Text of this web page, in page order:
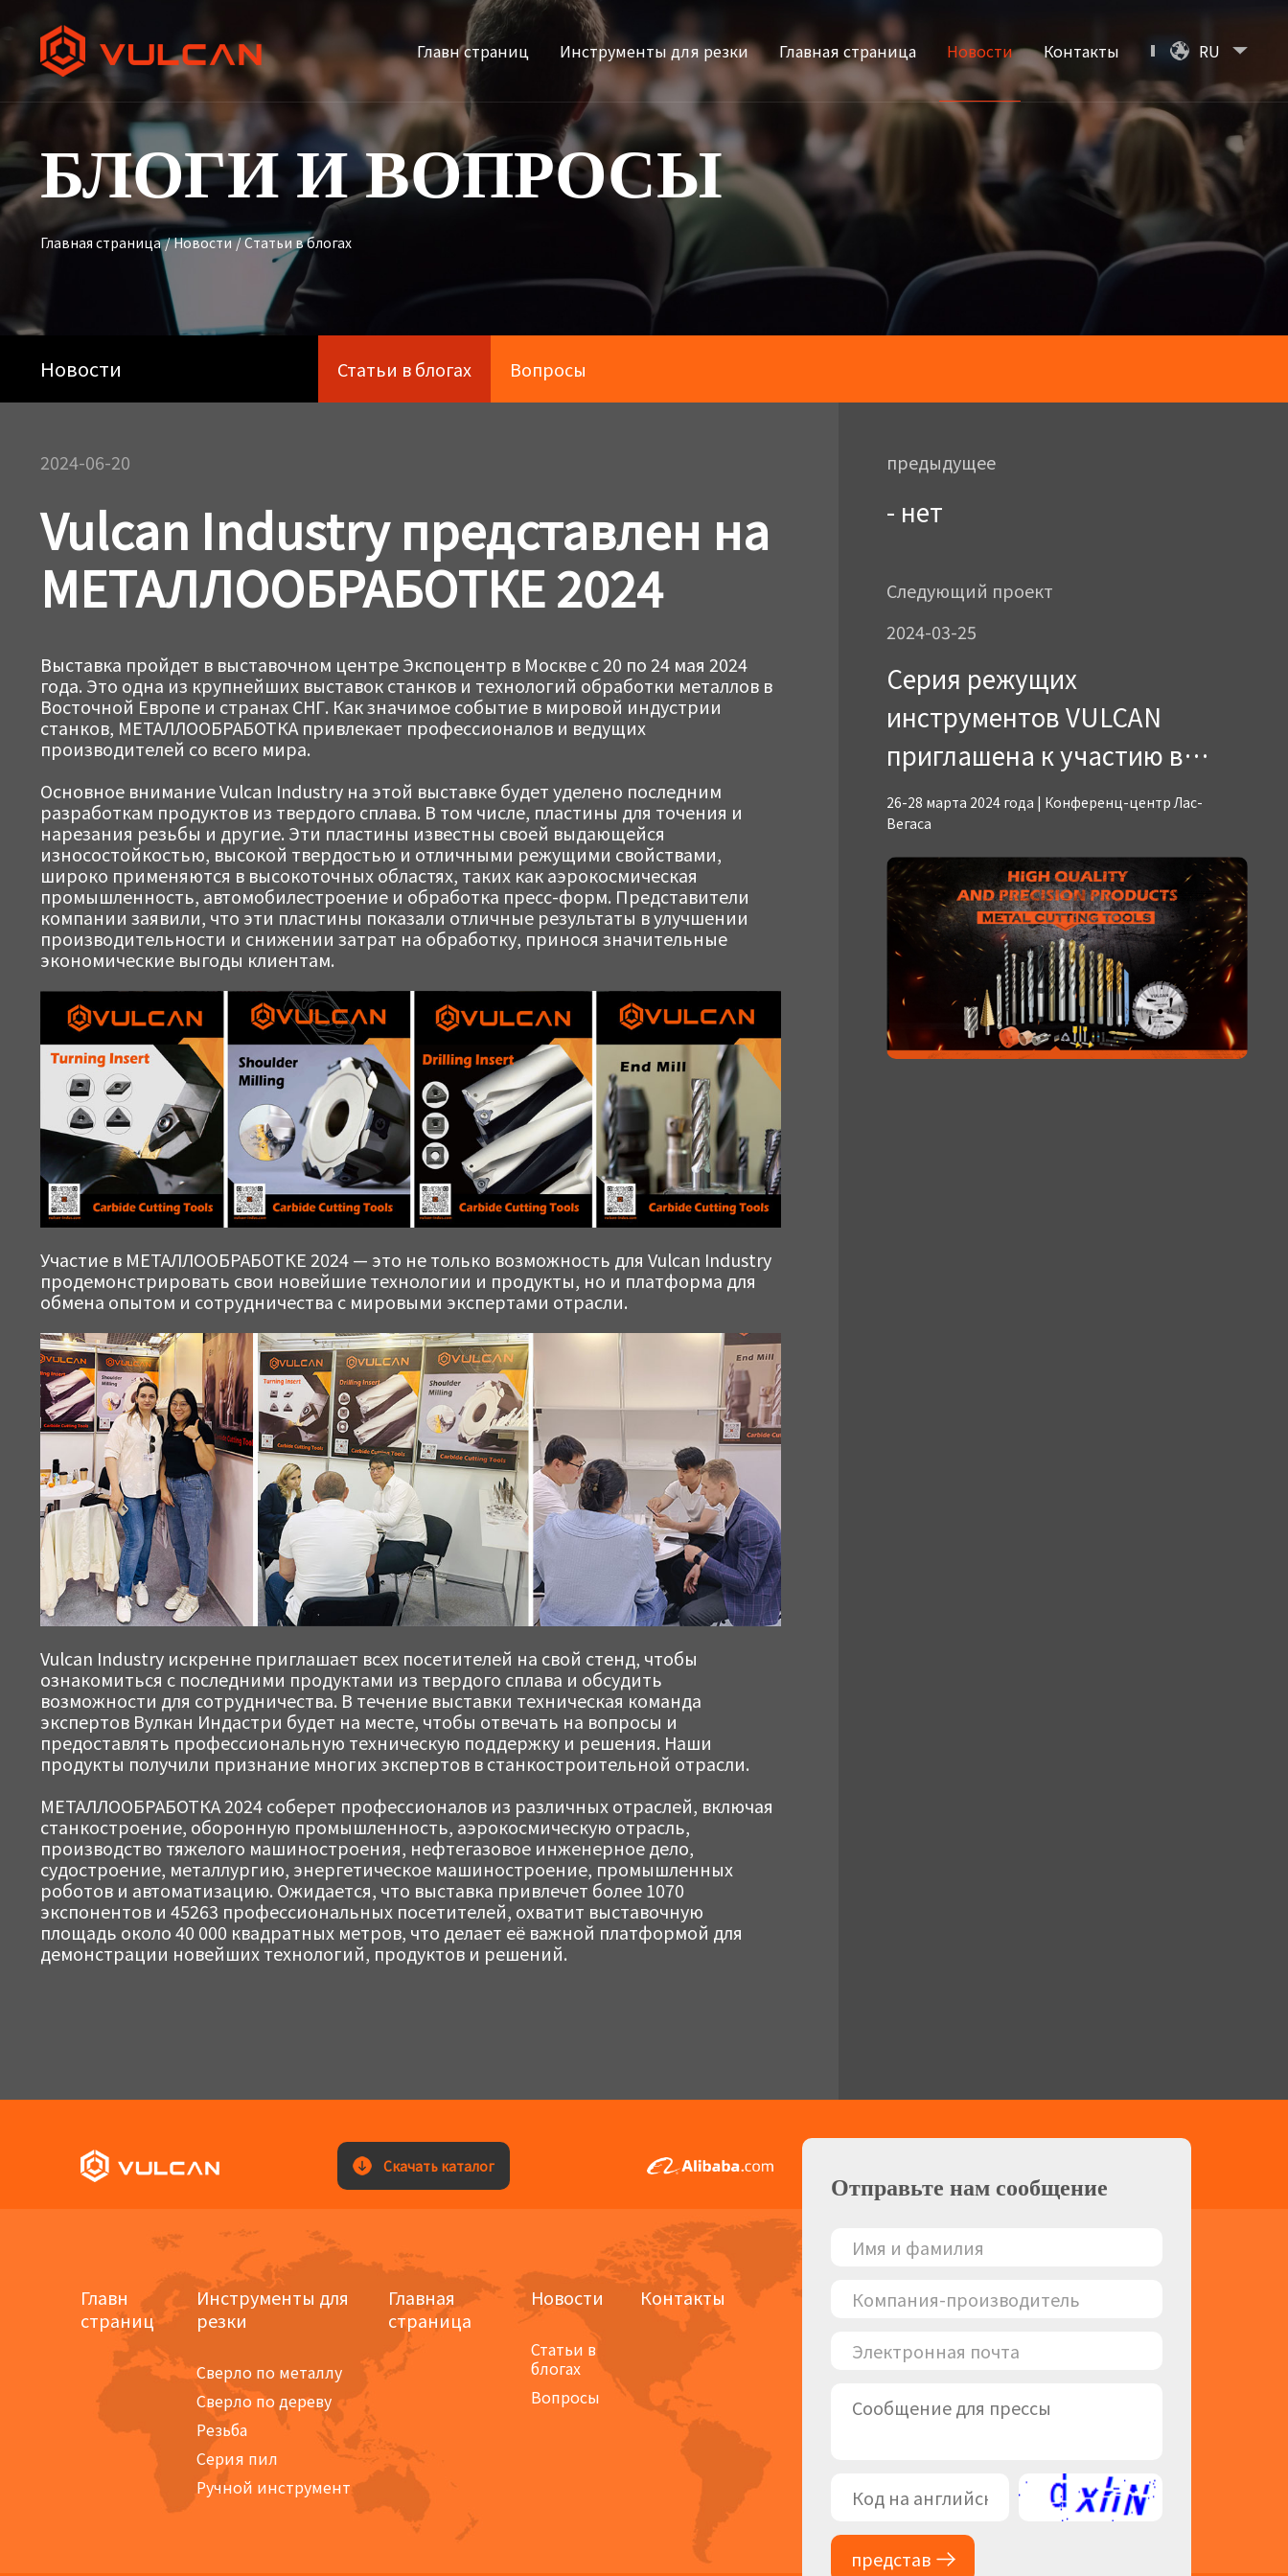
Главн страниц Инструменты для резки Главная страница Новости Контакты RU
БЛОГИ И ВОПРОСЫ
Главная страница / Новости / Статьи в блогах
Новости Статьи в блогах Вопросы
2024-06-20
Vulcan Industry представлен на
МЕТАЛЛООБРАБОТКЕ 2024
Выставка пройдет в выставочном центре Экспоцентр в Москве с 20 по 24 мая 2024
года. Это одна из крупнейших выставок станков и технологий обработки металлов в
Восточной Европе и странах СНГ. Как значимое событие в мировой индустрии
станков, МЕТАЛЛООБРАБОТКА привлекает профессионалов и ведущих
производителей со всего мира.
Основное внимание Vulcan Industry на этой выставке будет уделено последним
разработкам продуктов из твердого сплава. В том числе, пластины для точения и
нарезания резьбы и другие. Эти пластины известны своей выдающейся
износостойкостью, высокой твердостью и отличными режущими свойствами,
широко применяются в высокоточных областях, таких как аэрокосмическая
промышленность, автомобилестроение и обработка пресс-форм. Представители
компании заявили, что эти пластины показали отличные результаты в улучшении
производительности и снижении затрат на обработку, принося значительные
экономические выгоды клиентам.
Участие в МЕТАЛЛООБРАБОТКЕ 2024 — это не только возможность для Vulcan Industry
продемонстрировать свои новейшие технологии и продукты, но и платформа для
обмена опытом и сотрудничества с мировыми экспертами отрасли.
Vulcan Industry искренне приглашает всех посетителей на свой стенд, чтобы
ознакомиться с последними продуктами из твердого сплава и обсудить
возможности для сотрудничества. В течение выставки техническая команда
экспертов Вулкан Индастри будет на месте, чтобы отвечать на вопросы и
предоставлять профессиональную техническую поддержку и решения. Наши
продукты получили признание многих экспертов в станкостроительной отрасли.
МЕТАЛЛООБРАБОТКА 2024 соберет профессионалов из различных отраслей, включая
станкостроение, оборонную промышленность, аэрокосмическую отрасль,
производство тяжелого машиностроения, нефтегазовое инженерное дело,
судостроение, металлургию, энергетическое машиностроение, промышленных
роботов и автоматизацию. Ожидается, что выставка привлечет более 1070
экспонентов и 45263 профессиональных посетителей, охватит выставочную
площадь около 40 000 квадратных метров, что делает её важной платформой для
демонстрации новейших технологий, продуктов и решений.
предыдущее
- нет
Следующий проект
2024-03-25
Серия режущих
инструментов VULCAN
приглашена к участию в
выставке NHS 2024 в США в
Лас-Вегасе
26-28 марта 2024 года | Конференц-центр Лас-
Вегаса
Скачать каталог
Главн
страниц
Инструменты для
резки
Сверло по металлу
Сверло по дереву
Резьба
Серия пил
Ручной инструмент
Главная
страница
Новости
Статьи в
блогах
Вопросы
Контакты
Отправьте нам сообщение
представ